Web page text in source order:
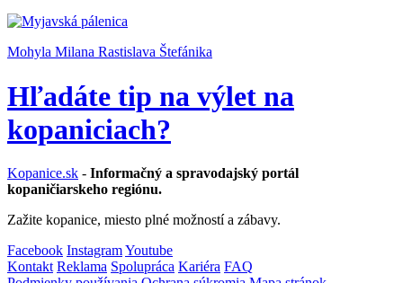
Mohyla Milana Rastislava Štefánika
Hľadáte tip na výlet na
kopaniciach?
Kopanice.sk - Informačný a spravodajský portál
kopaničiarskeho regiónu.
Zažite kopanice, miesto plné možností a zábavy.
Facebook InstagramYoutube
Kontakt Reklama Spolupráca Kariéra FAQ